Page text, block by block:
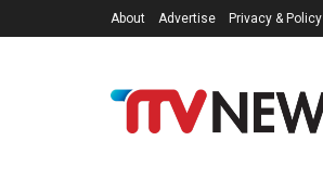
About Advertise Privacy & Policy